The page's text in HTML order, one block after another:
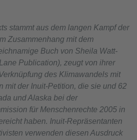
stammt aus dem langen Kampf der
Zusammenhang mit dem
Buch von Sheila Watt-
Publication), zeugt von ihrer
des Klimawandels mit
mit der Inuit-Petition, die sie und 62
und Alaska bei der
für Menschenrechte 2005 in
haben. Inuit-Repräsentanten
verwenden diesen Ausdruck